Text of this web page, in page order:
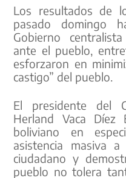
Los resultados de
pasado domingo
Gobierno
ante el pueblo,
esforzaron en
castigo” del pueblo.
El presidente del
Herland Vaca Díez
boliviano en
asistencia masiva
ciudadano y
pueblo no tolera